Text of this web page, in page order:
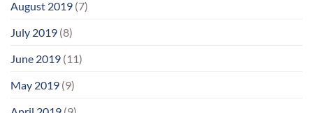
August 2019 (7)
July 2019 (8)
June 2019 (11)
May 2019 (9)